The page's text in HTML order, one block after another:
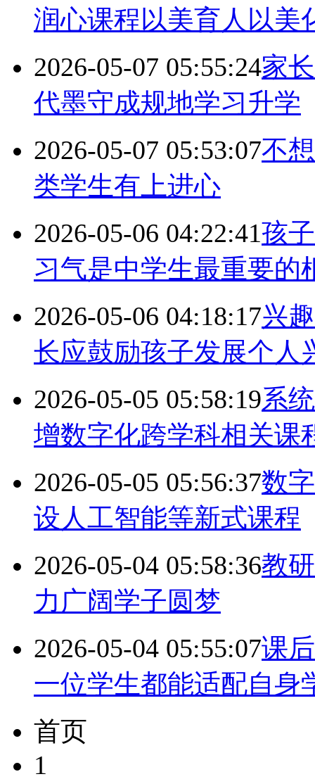
润心课程以美育人以美
2026-05-07 05:55:24家
代墨守成规地学习升学
2026-05-07 05:53:07不
类学生有上进心
2026-05-06 04:22:41孩
习气是中学生最重要的
2026-05-06 04:18:17兴
长应鼓励孩子发展个人
2026-05-05 05:58:19系
增数字化跨学科相关课
2026-05-05 05:56:37数
设人工智能等新式课程
2026-05-04 05:58:36教
力广阔学子圆梦
2026-05-04 05:55:07课
一位学生都能适配自身
首页
1